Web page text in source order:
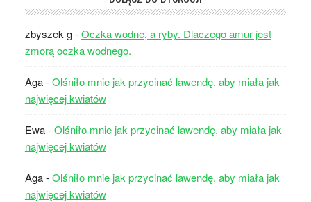
zbyszek g-Oczka wodne, a ryby. Dlaczego amur jest
zmorą oczka wodnego.
Aga-Olśniło mnie jak przycinać lawendę, aby miała jak
najwięcej kwiatów
Ewa-Olśniło mnie jak przycinać lawendę, aby miała jak
najwięcej kwiatów
Aga-Olśniło mnie jak przycinać lawendę, aby miała jak
najwięcej kwiatów